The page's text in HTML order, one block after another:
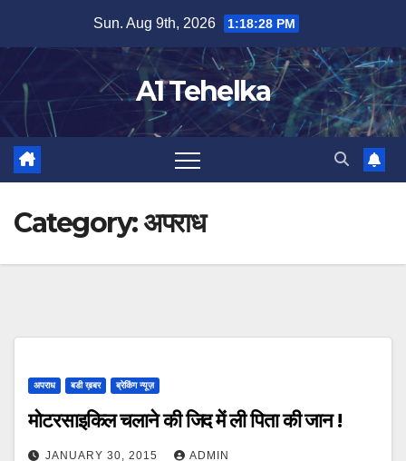
content
Sun. Aug 9th, 2026 1:18:29 PM
A1 Tehelka
Category:अपराध
अपराध बडी ख़बर ब्रेकिंग न्यूज़
मोटरसाइकिल चलाने की जिद में ली पिता की जान !
JANUARY 30, 2015 ADMIN